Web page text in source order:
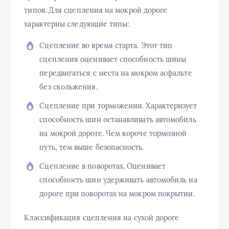
типов. Для сцепления на мокрой дороге
характерны следующие типы:
Сцепление во время старта. Этот тип
сцепления оценивает способность шины
передвигаться с места на мокром асфальте
без скольжения.
Сцепление при торможении. Характеризует
способность шин останавливать автомобиль
на мокрой дороге. Чем короче тормозной
путь, тем выше безопасность.
Сцепление в поворотах. Оценивает
способность шин удерживать автомобиль на
дороге при поворотах на мокром покрытии.
Классификация сцепления на сухой дороге